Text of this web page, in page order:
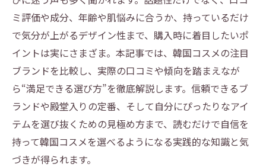
ミ評価や成分、年齢や肌悩みに合うか、持っているだけ
で気分が上がるデザイン性まで、購入時に着目したいポ
イントは実にさまざま。本記事では、韓国コスメの注目
ブランドを比較し、実際の口コミや傾向を踏まえなが
ら“満足できる選び方”を徹底解説します。信頼できるブ
ランドや殿堂入りの定番、そして自分にぴったりなアイ
テムを選び抜くための見極め方まで、読むだけで自信を
持って韓国コスメを選べるようになる実践的な知識と気
づきが得られます。